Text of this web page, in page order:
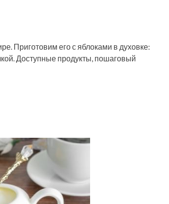
Приготовим его с яблоками в духовке:
Доступные продукты, пошаговый